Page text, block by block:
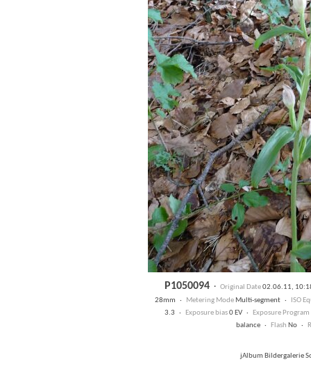
P1050094· Original Date02.06.11,
28mm · Metering Mode Multi-segment · ISO
3.3 ·
Exposure bias0 EV · Exposure Program
balance · Flash No ·
jAlbum Bildergalerie